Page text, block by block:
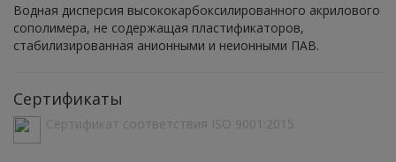
Водная дисперсия высококарбоксилированного акрилового
сополимера, не содержащая пластификаторов,
стабилизированная анионными и неионными ПАВ.
Сертификаты
Сертификат соответствия ISO 9001:2015